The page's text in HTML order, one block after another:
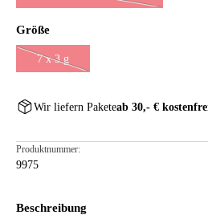
(Diese Option ist zurzeit
Größeauswählen
7 x 3 g
(Diese Option ist zurzeit nicht
Wir liefern Paketeab 30,- €
Produktnummer:
9975
Beschreibung